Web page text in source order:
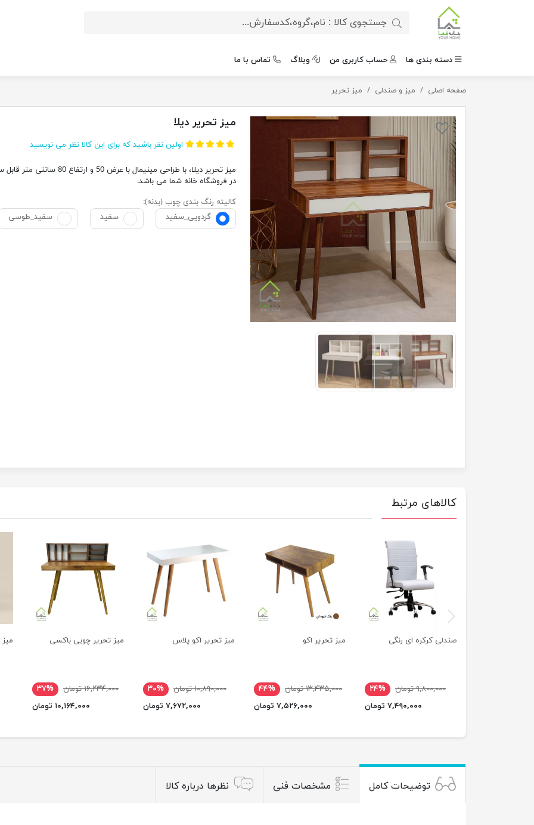
دسته بندی ها حساب کاربری من وبلاگ تماس با ما
صفحه اصلی میز و صندلی میز تحریر میز تحریر دیلا
میز تحریر دیلا
اولین نفر باشید که برای این کالا نظر می نویسید
میز تحریر دیلا، با طراحی مینیمال با عرض 50 و ارتفاع
در فروشگاه خانه شما می باشد.
کالیته رنگ بندی چوب (بدنه):
گردویی_سفید
سفید سفید_طوسی
کالاهای مرتبط
صندلی کرکره ای رنگی
۹,۸۰۰,۰۰۰ تومان
۲۴%
۷,۴۹۰,۰۰۰ تومان
میز تحریر اکو
۱۳,۴۳۵,۰۰۰ تومان
۴۴%
۷,۵۲۶,۰۰۰ تومان
میز تحریر اکو پلاس
۱۰,۸۹۰,۰۰۰ تومان
۳۰%
۷,۶۷۲,۰۰۰ تومان
میز تحریر چوبی باکسی
۱۶,۲۳۴,۰۰۰ تومان
۳۷%
۱۰,۱۶۴,۰۰۰ تومان
previus
توضیحات کامل مشخصات فنی نظرها درباره کالا